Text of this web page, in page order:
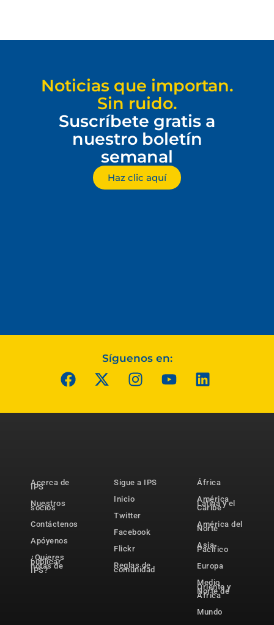
Noticias que importan.
Sin ruido.
Suscríbete gratis a
nuestro boletín
semanal
Haz clic aquí
Síguenos en:
Acerca de
IPS
Nuestros
socios
Contáctenos
Apóyenos
¿Quieres
publicar
notas de
IPS?
Sigue a IPS
Inicio
Twitter
Facebook
Flickr
Reglas de
comunidad
África
América
Latina y el
Caribe
América del
Norte
Asia-
Pacífico
Europa
Medio
Oriente y
Norte de
África
Mundo